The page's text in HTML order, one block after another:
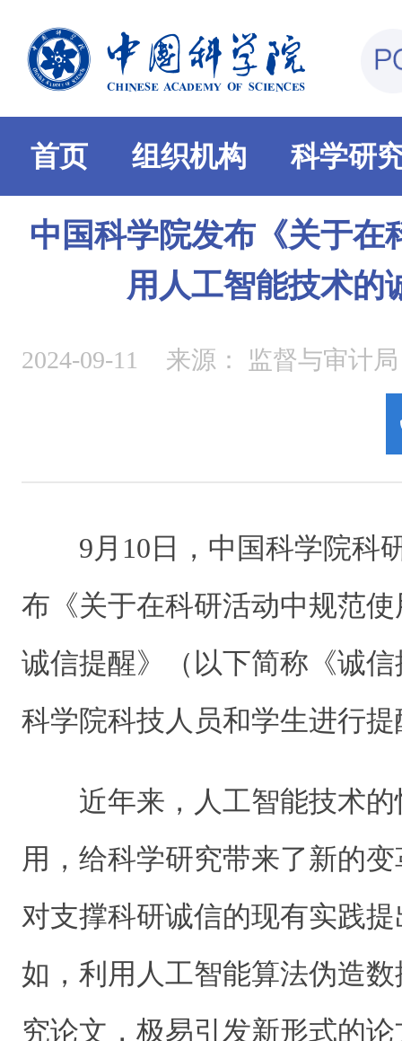
首页 组织机构 科学研
中国科学院发布《关于在
用人工智能技术的
2024-09-11 来源： 监督与审计局
9月10日，中国科学院科
布《关于在科研活动中规范
诚信提醒》（以下简称《诚
科学院科技人员和学生进行提
近年来，人工智能技术
用，给科学研究带来了新的
对支撑科研诚信的现有实践
如，利用人工智能算法伪造
究论文，极易引发新形式的